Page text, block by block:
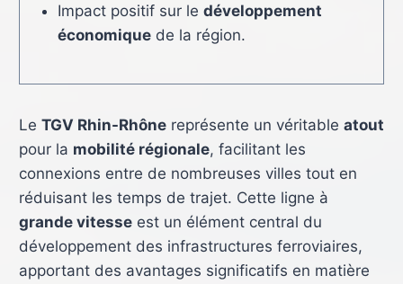
Impact positif sur ledéveloppement
économique de la région.
Le TGV Rhin-Rhônereprésente un véritable atout
pour la mobilité régionale, facilitant les
connexions entre de nombreuses villes tout en
réduisant les temps de trajet. Cette ligne à
grande vitesseest un élément central du
développement des infrastructures ferroviaires,
apportant des avantages significatifs en matière